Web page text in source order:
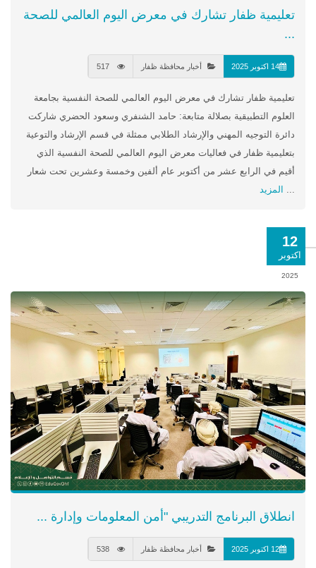
تعليمية ظفار تشارك في معرض اليوم العالمي للصحة
...
14 اكتوبر 2025 أخبار محافظة ظفار
تعليمية ظفار تشارك في معرض اليوم العالمي للصحة النفسية بجامعة
العلوم التطبيقية بصلالة متابعة: حامد الشنفري وسعود الحضري شاركت
دائرة التوجيه المهني والإرشاد الطلابي ممثلة في قسم الإرشاد والتوعية
بتعليمية ظفار في فعاليات معرض اليوم العالمي للصحة النفسية الذي
أقيم في الرابع عشر من أكتوبر عام ألفين وخمسة وعشرين تحت شعار
... المزيد
12
اكتوبر
2025
انطلاق البرنامج التدريبي "أمن المعلومات وإدارة ...
12 اكتوبر 2025 أخبار محافظة ظفار